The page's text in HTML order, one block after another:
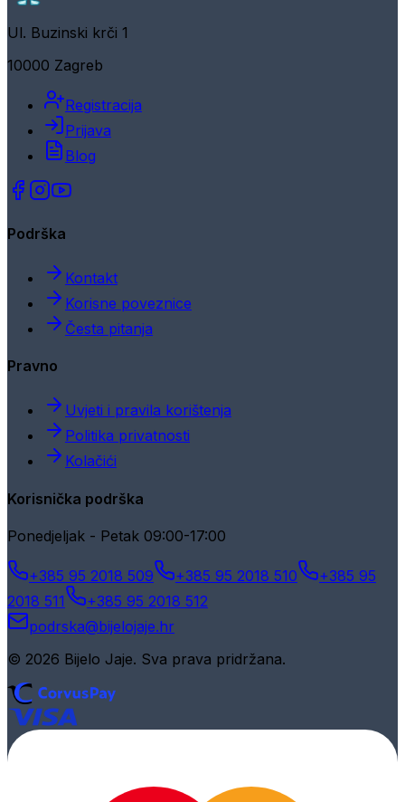
Ul. Buzinski krči 1
10000 Zagreb
Registracija
Prijava
Blog
Podrška
Kontakt
Korisne poveznice
Česta pitanja
Pravno
Uvjeti i pravila korištenja
Politika privatnosti
Kolačići
Korisnička podrška
Ponedjeljak - Petak 09:00-17:00
+385 95 2018 509 +385 95 2018 510
+385 95
2018 511
+385 95 2018 512
podrska@bijelojaje.hr
© 2026 Bijelo Jaje. Sva prava pridržana.